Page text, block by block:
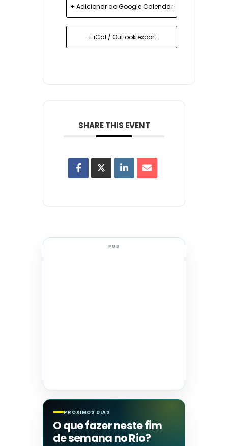
+ Adicionar ao Google Calendar
+ iCal / Outlook export
SHARE THIS EVENT
PUB
PRÓXIMOS DIAS
O que fazer neste fim
de semana no Rio?